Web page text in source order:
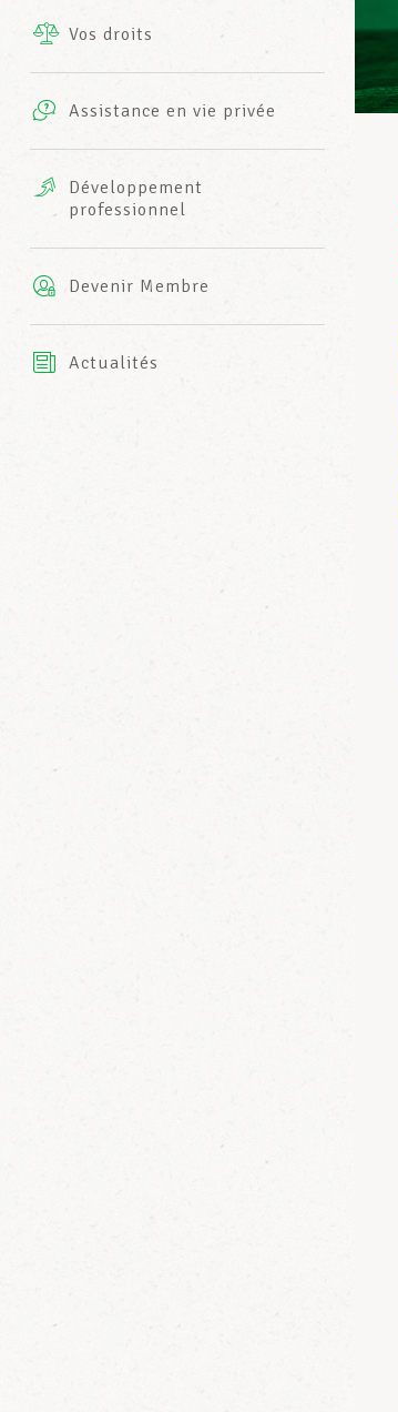
INFO-CENTER
Vos droits
Assistance en vie privée
complémentaires
AXA
Développement
professionnel
Devenir Membre
Actualités